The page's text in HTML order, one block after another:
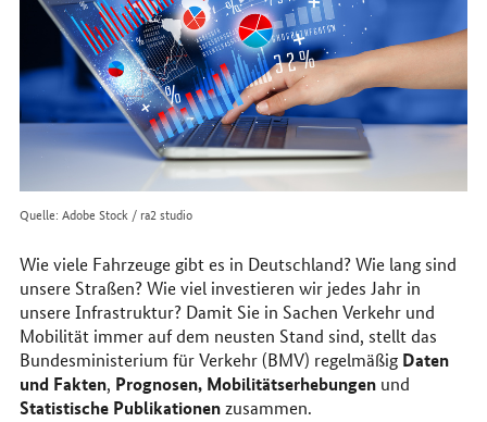
Quelle: Adobe Stock / ra2 studio
Wie viele Fahrzeuge gibt es in Deutschland? Wie lang sind
unsere Straßen? Wie viel investieren wir jedes Jahr in
unsere Infrastruktur? Damit Sie in Sachen Verkehr und
Mobilität immer auf dem neusten Stand sind, stellt das
Bundesministerium für Verkehr (BMV) regelmäßig Daten
und Fakten, Prognosen, Mobilitätserhebungenund
Statistische Publikationenzusammen.